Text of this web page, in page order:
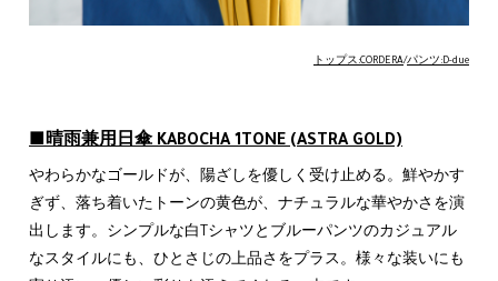
トップス:CORDERA/パンツ:D-due
■晴雨兼用日傘 KABOCHA 1TONE (ASTRA GOLD)
やわらかなゴールドが、陽ざしを優しく受け止める。鮮やかす
ぎず、落ち着いたトーンの黄色が、ナチュラルな華やかさを演
出します。シンプルな白Tシャツとブルーパンツのカジュアル
なスタイルにも、ひとさじの上品さをプラス。様々な装いにも